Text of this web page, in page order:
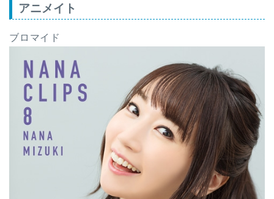
アニメイト
ブロマイド